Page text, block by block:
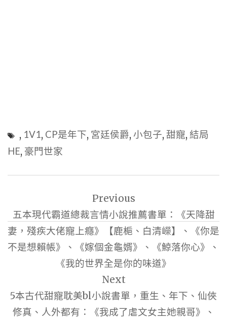
, 1V1, CP是年下, 宮廷侯爵, 小包子, 甜寵, 結局
HE, 豪門世家
導
覽
Previous
五本現代霸道總裁言情小說推薦書單：《天降甜
妻，殘疾大佬寵上癮》【鹿梔、白清嶸】、《你是
不是想賴帳》、《嫁個金龜婿》、《鯨落你心》、
《我的世界全是你的味道》
Next
5本古代甜寵耽美bl小說書單，重生、年下、仙俠
修真、人外都有：《我成了虐文女主她親哥》、